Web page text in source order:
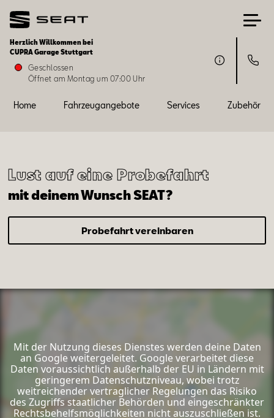
Herzlich Willkommen bei
CUPRA Garage Stuttgart
Geschlossen
Öffnet am Montag um 07:00 Uhr
Home
Fahrzeugangebote
Zubehör
Über uns
Home Fahrzeugangebote Services Zubehör
Lust auf eine Probefahrt
mit deinem Wunsch SEAT?
Probefahrt vereinbaren
Mit der Nutzung dieses Dienstes werden deine Daten
an Google weitergeleitet. Google verarbeitet diese
Daten voraussichtlich außerhalb der EU in Ländern mit
geringerem Datenschutzniveau, wobei trotz
weitreichender vertraglicher Regelungen das Risiko
des Zugriffs staatlicher Behörden und eingeschränkter
Rechtsbehelfsmöglichkeiten nicht auszuschließen ist.